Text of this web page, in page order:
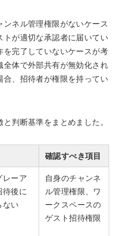
ネル管理権限がないケース
が適切な承認者に届いてい
完了していないケースが考
全体で外部共有が無効化され
、招待者が権限を持ってい
判断基準をまとめました。
確認すべき項目
レーア
待後に
ない
自身のチャンネ
ル管理権限、ワ
ークスペースの
ゲスト招待権限